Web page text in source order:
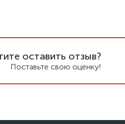
оставить отзыв?
Поставьте свою оценку!